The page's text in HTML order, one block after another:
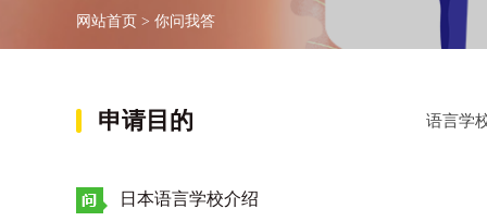
网站首页 > 你问我答
申请目的 语言学
日本语言学校介绍